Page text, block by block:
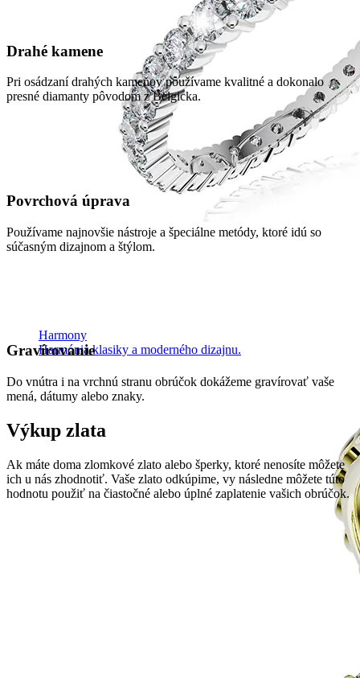
Harmony
Harmónia klasiky a moderného dizajnu.
Drahé kamene
Pri osádzaní drahých kameňov používame kvalitné a dokonalo
presné diamanty pôvodom z Belgicka.
Povrchová úprava
Používame najnovšie nástroje a špeciálne metódy, ktoré idú so
súčasným dizajnom a štýlom.
Gravírovanie
Do vnútra i na vrchnú stranu obrúčok dokážeme gravírovať vaše
mená, dátumy alebo znaky.
Výkup zlata
Ak máte doma zlomkové zlato alebo šperky, ktoré nenosíte môžete
ich u nás zhodnotiť. Vaše zlato odkúpime, vy následne môžete túto
hodnotu použiť na čiastočné alebo úplné zaplatenie vašich obrúčok.